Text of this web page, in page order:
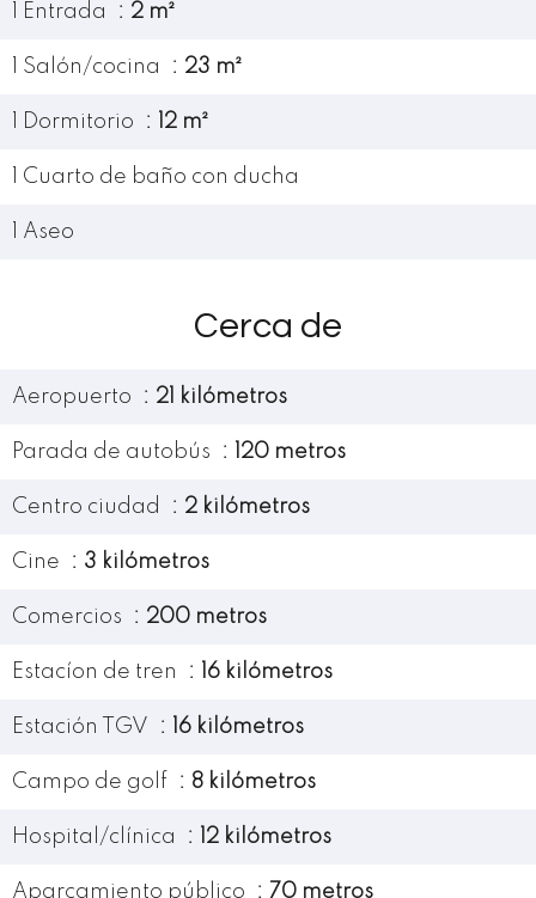
1 Entrada 2 m²
1 Salón/cocina 23 m²
1 Dormitorio 12 m²
1 Cuarto de baño con ducha
1 Aseo
Cerca de
Aeropuerto 21 kilómetros
Parada de autobús 120 metros
Centro ciudad 2 kilómetros
Cine 3 kilómetros
Comercios 200 metros
Estacíon de tren 16 kilómetros
Estación TGV 16 kilómetros
Campo de golf 8 kilómetros
Hospital/clínica 12 kilómetros
Aparcamiento público 70 metros